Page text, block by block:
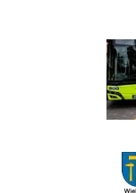
link do